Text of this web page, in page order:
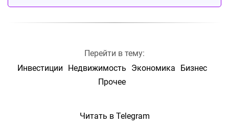
Перейти в тему:
Инвестиции
Недвижимость Экономика
Бизнес
Прочее
Читать в Telegram